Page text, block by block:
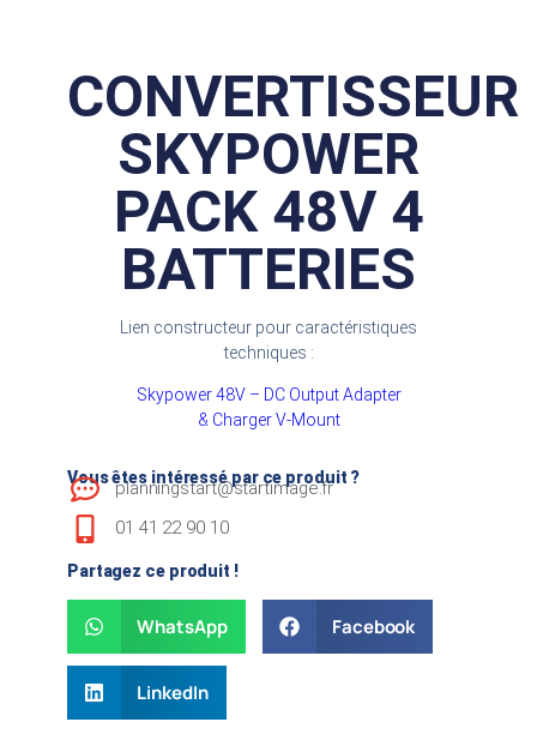
CONVERTISSEUR
SKYPOWER
PACK 48V 4
BATTERIES
Lien constructeur pour caractéristiques
techniques :
Skypower 48V – DC Output Adapter
& Charger V-Mount
Vous êtes intéressé par ce produit ?
planningstart@startimage.fr
01 41 22 90 10
Partagez ce produit !
WhatsApp Facebook
LinkedIn